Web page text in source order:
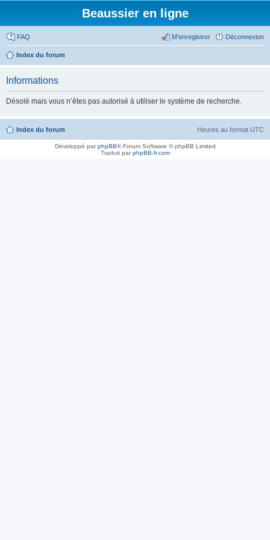
Beaussier en ligne
FAQ Déconnexion
M’enregistrer
Index du forum
Informations
Désolé mais vous n’êtes pas autorisé à utiliser le système de recherche.
Index du forum Heures au format UTC
Développé parphpBB® Forum Software © phpBB Limited
Traduit parphpBB-fr.com